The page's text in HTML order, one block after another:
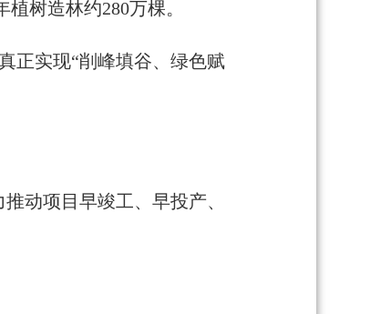
树造林约280万棵。
正实现“削峰填谷、绿色赋
推动项目早竣工、早投产、